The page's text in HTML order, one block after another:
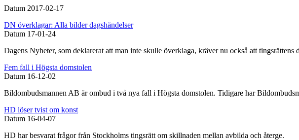
Datum 2017-02-17
DN överklagar: Alla bilder dagshändelser
Datum 17-01-24
Dagens Nyheter, som deklarerat att man inte skulle överklaga, kräver nu också att
Fem fall i Högsta domstolen
Datum 16-12-02
Bildombudsmannen AB är ombud i två nya fall i Högsta domstolen. Tidigare har
HD löser tvist om konst
Datum 16-04-07
HD har besvarat frågor från Stockholms tingsrätt om skillnaden mellan avbilda och återge.